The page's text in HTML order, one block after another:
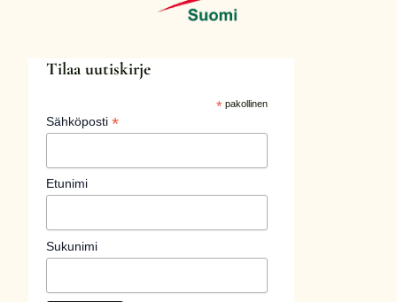
Tilaa uutiskirje
*pakollinen
Sähköposti *
Etunimi
Sukunimi